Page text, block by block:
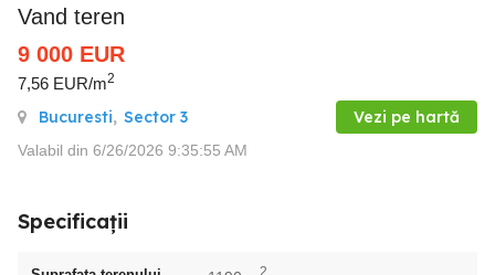
vand teren
9 000 EUR
7,56 EUR/m2
Bucuresti, Sector 3 Vezi pe hartă
Valabil din 6/26/2026 9:35:55 AM
Specificații
2